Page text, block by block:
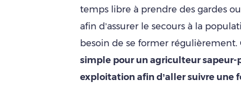
temps libre à prendre des gardes
afin d’assurer le secours à la
besoin de se former régulièrement.
simple pour un agriculteur
exploitation afin d’aller suivre une